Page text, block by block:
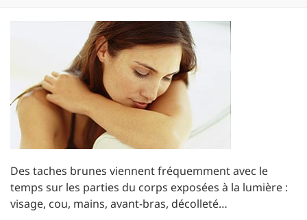
Des taches brunes viennent fréquemment avec le
temps sur les parties du corps exposées à la lumière :
visage, cou, mains, avant-bras, décolleté…